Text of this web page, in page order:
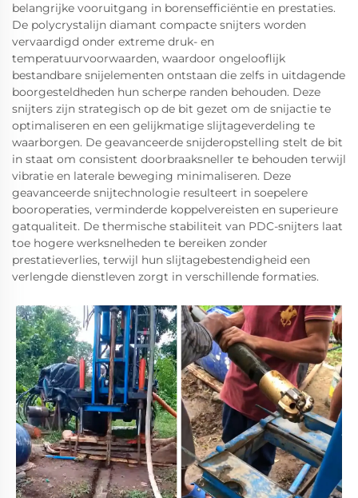
belangrijke vooruitgang in borensefficiëntie en prestaties.
De polycrystalijn diamant compacte snijters worden
vervaardigd onder extreme druk- en
temperatuurvoorwaarden, waardoor ongelooflijk
bestandbare snijelementen ontstaan die zelfs in uitdagende
boorgesteldheden hun scherpe randen behouden. Deze
snijters zijn strategisch op de bit gezet om de snijactie te
optimaliseren en een gelijkmatige slijtageverdeling te
waarborgen. De geavanceerde snijderopstelling stelt de bit
in staat om consistent doorbraaksneller te behouden terwijl
vibratie en laterale beweging minimaliseren. Deze
geavanceerde snijtechnologie resulteert in soepelere
booroperaties, verminderde koppelvereisten en superieure
gatqualiteit. De thermische stabiliteit van PDC-snijters laat
toe hogere werksnelheden te bereiken zonder
prestatieverlies, terwijl hun slijtagebestendigheid een
verlengde dienstleven zorgt in verschillende formaties.